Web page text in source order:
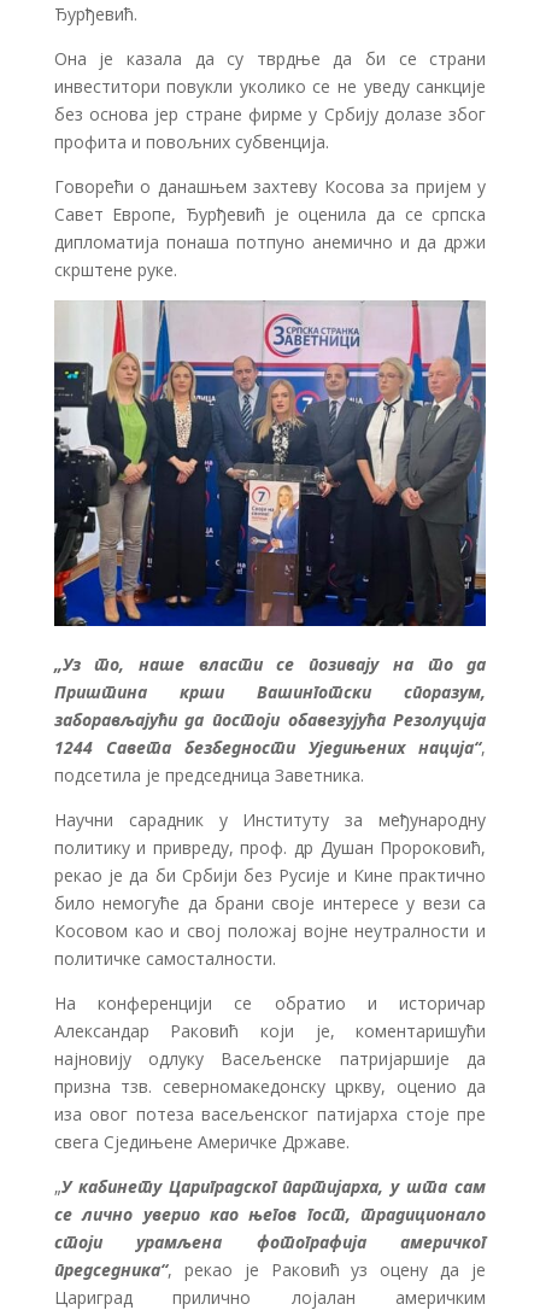
Ђурђевић.
Она је казала да су тврдње да би се страни
инвеститори повукли уколико се не уведу санкције
без основа јер стране фирме у Србију долазе због
профита и повољних субвенција.
Говорећи о данашњем захтеву Косова за пријем у
Савет Европе, Ђурђевић је оценила да се српска
дипломатија понаша потпуно анемично и да држи
скрштене руке.
„Уз то, наше власти се позивају на то да
Приштина крши Вашинготски споразум,
заборављајући да постоји обавезујућа Резолуција
1244 Савета безбедности Уједињених нација“,
подсетила је председница Заветника.
Научни сарадник у Институту за међународну
политику и привреду, проф. др Душан Пророковић,
рекао је да би Србији без Русије и Кине практично
било немогуће да брани своје интересе у вези са
Косовом као и свој положај војне неутралности и
политичке самосталности.
На конференцији се обратио и историчар
Александар Раковић који је, коментаришући
најновију одлуку Васељенске патријаршије да
призна тзв. северномакедонску цркву, оценио да
иза овог потеза васељенског патијарха стоје пре
свега Сједињене Америчке Државе.
„У кабинету Цариградског партијарха, у шта сам
се лично уверио као његов гост, традиционало
стоји урамљена фотографија америчког
председника“, рекао је Раковић уз оцену да је
Цариград прилично лојалан америчким